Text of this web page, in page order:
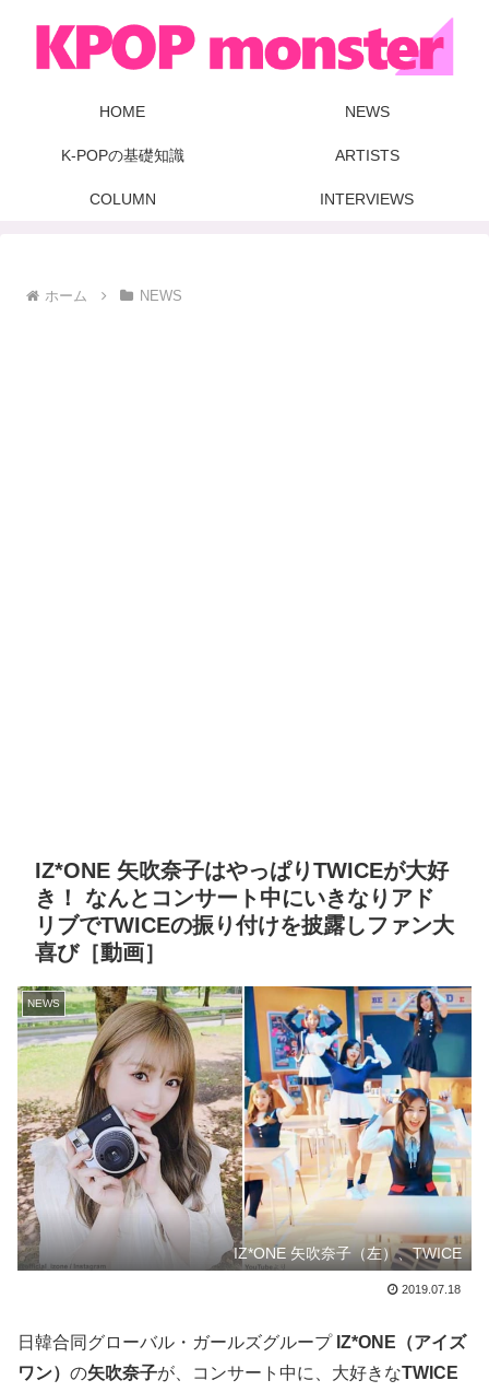
HOME NEWS
K-POPの基礎知識 ARTISTS
COLUMN INTERVIEWS
ホーム NEWS
IZ*ONE 矢吹奈子はやっぱりTWICEが大好
き！ なんとコンサート中にいきなりアド
リブでTWICEの振り付けを披露しファン大
喜び［動画］
NEWS
IZ*ONE 矢吹奈子（左）、TWICE
2019.07.18
日韓合同グローバル・ガールズグループIZ*ONE（アイズ
ワン） の矢吹奈子が、コンサート中に、大好きなTWICE